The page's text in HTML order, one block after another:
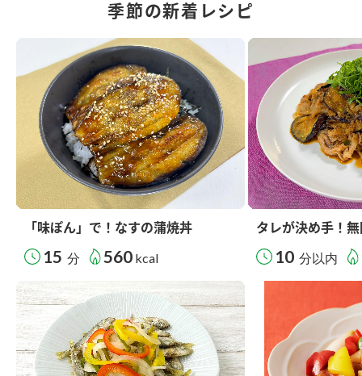
季節の新着レシピ
「味ぽん」で！なすの蒲焼丼
15 分 560 kcal
タレが決め手！
10 分以内